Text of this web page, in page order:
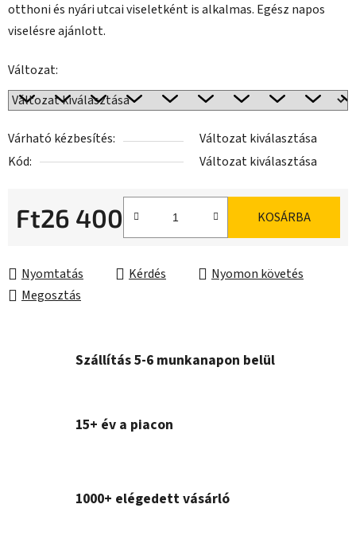
otthoni és nyári utcai viseletként is alkalmas. Egész napos
viselésre ajánlott.
Változat:
Várható kézbesítés:
Változat kiválasztása
Kód:
Változat kiválasztása
Ft26 400 KOSÁRBA
Nyomtatás Kérdés
Nyomon követés
Megosztás
Szállítás 5-6 munkanapon belül
15+ év a piacon
1000+ elégedett vásárló